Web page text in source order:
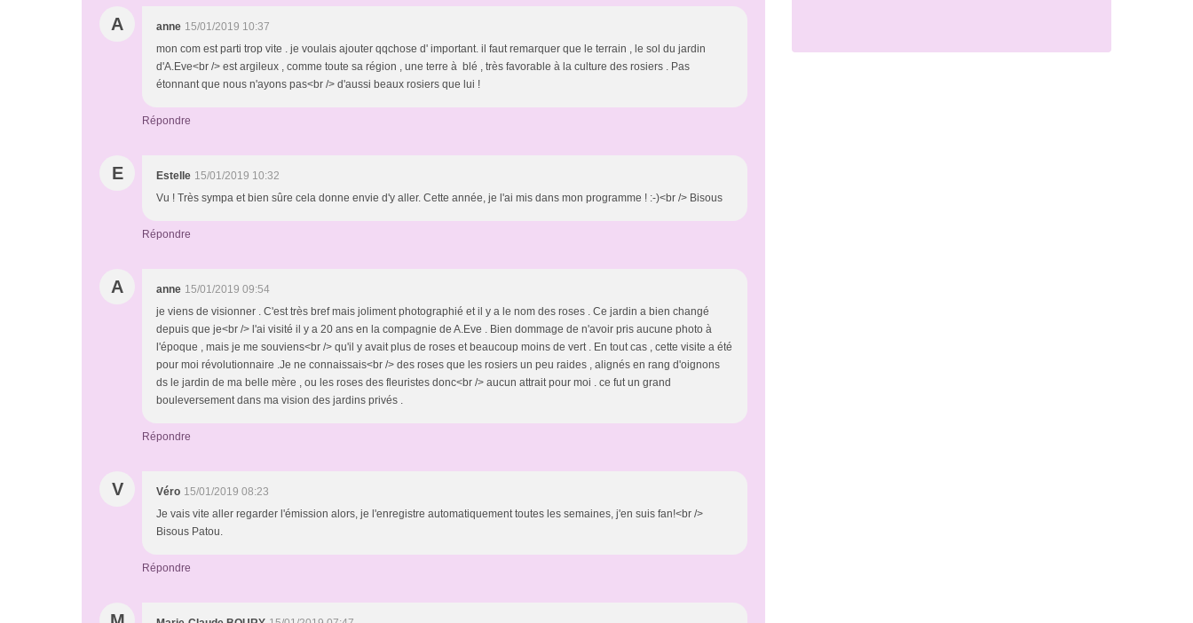
A anne 15/01/2019 10:37
mon com est parti trop vite . je voulais ajouter qqchose d' important. il faut remarquer que le terrain , le sol du jardin
d'A.Eve<br /> est argileux , comme toute sa région , une terre à blé , très favorable à la culture des rosiers . Pas
étonnant que nous n'ayons pas<br /> d'aussi beaux rosiers que lui !
Répondre
E Estelle 15/01/2019 10:32
Vu ! Très sympa et bien sûre cela donne envie d'y aller. Cette année, je l'ai mis dans mon programme ! :-)<br /> Bisous
Répondre
A anne 15/01/2019 09:54
je viens de visionner . C'est très bref mais joliment photographié et il y a le nom des roses . Ce jardin a bien changé
depuis que je<br /> l'ai visité il y a 20 ans en la compagnie de A.Eve . Bien dommage de n'avoir pris aucune photo à
l'époque , mais je me souviens<br /> qu'il y avait plus de roses et beaucoup moins de vert . En tout cas , cette visite a été
pour moi révolutionnaire .Je ne connaissais<br /> des roses que les rosiers un peu raides , alignés en rang d'oignons
ds le jardin de ma belle mère , ou les roses des fleuristes donc<br /> aucun attrait pour moi . ce fut un grand
bouleversement dans ma vision des jardins privés .
Répondre
V Véro 15/01/2019 08:23
Je vais vite aller regarder l'émission alors, je l'enregistre automatiquement toutes les semaines, j'en suis fan!<br />
Bisous Patou.
Répondre